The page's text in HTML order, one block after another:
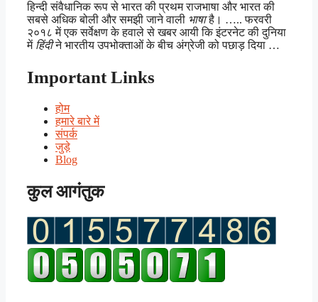
हिन्दी संवैधानिक रूप से भारत की प्रथम राजभाषा और भारत की
सबसे अधिक बोली और समझी जाने वाली भाषाहै। ….. फरवरी
२०१८ में एक सर्वेक्षण के हवाले से खबर आयी कि इंटरनेट की दुनिया
में हिंदीने भारतीय उपभोक्ताओं के बीच अंग्रेजी को पछाड़ दिया …
Important Links
होम
हमारे बारे में
संपर्क
जुड़े
Blog
कुल आगंतुक